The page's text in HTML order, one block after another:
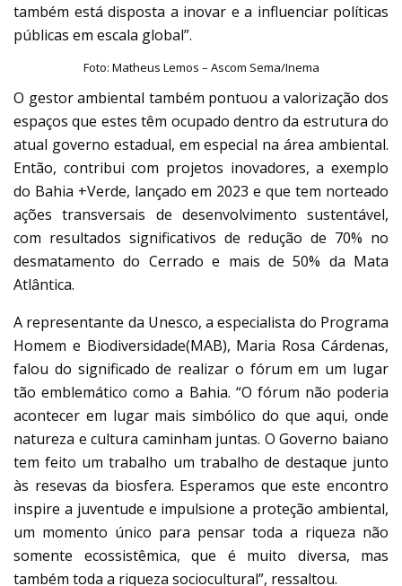
também está disposta a inovar e a influenciar políticas
públicas em escala global”.
Foto: Matheus Lemos – Ascom Sema/Inema
O gestor ambiental também pontuou a valorização dos
espaços que estes têm ocupado dentro da estrutura do
atual governo estadual, em especial na área ambiental.
Então, contribui com projetos inovadores, a exemplo
do Bahia +Verde, lançado em 2023 e que tem norteado
ações transversais de desenvolvimento sustentável,
com resultados significativos de redução de 70% no
desmatamento do Cerrado e mais de 50% da Mata
Atlântica.
A representante da Unesco, a especialista do Programa
Homem e Biodiversidade(MAB), Maria Rosa Cárdenas,
falou do significado de realizar o fórum em um lugar
tão emblemático como a Bahia. “O fórum não poderia
acontecer em lugar mais simbólico do que aqui, onde
natureza e cultura caminham juntas. O Governo baiano
tem feito um trabalho um trabalho de destaque junto
às resevas da biosfera. Esperamos que este encontro
inspire a juventude e impulsione a proteção ambiental,
um momento único para pensar toda a riqueza não
somente ecossistêmica, que é muito diversa, mas
também toda a riqueza sociocultural”, ressaltou.